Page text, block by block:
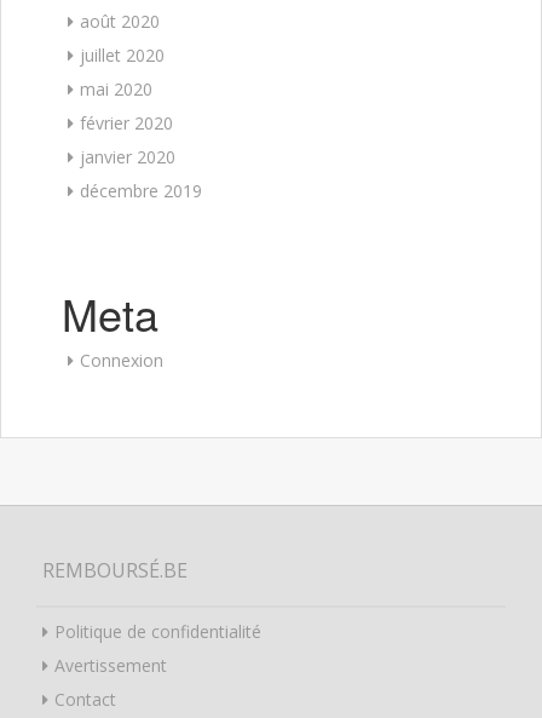
août 2020
juillet 2020
mai 2020
février 2020
janvier 2020
décembre 2019
Meta
Connexion
REMBOURSÉ.BE
Politique de confidentialité
Avertissement
Contact